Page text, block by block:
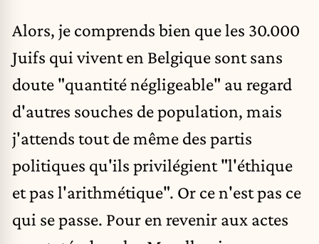
Alors, je comprends bien que les 30.000
Juifs qui vivent en Belgique sont sans
doute "quantité négligeable" au regard
d'autres souches de population, mais
j'attends tout de même des partis
politiques qu'ils privilégient "l'éthique
et pas l'arithmétique". Or ce n'est pas ce
qui se passe. Pour en revenir aux actes